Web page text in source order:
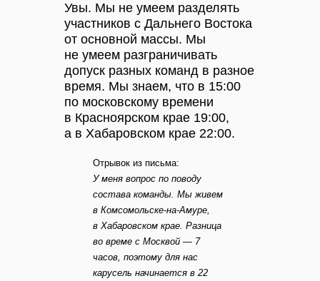
Увы. Мы не умеем разделять
участников с Дальнего Востока
от основной массы. Мы
не умеем разграничивать
допуск разных команд в разное
время. Мы знаем, что в 15:00
по московскому времени
в Красноярском крае 19:00,
а в Хабаровском крае 22:00.
Отрывок из письма:
У меня вопрос по поводу
состава команды. Мы живем
в Комсомольске-на-Амуре,
в Хабаровском крае. Разница
во време с Москвой — 7
часов, поэтому для нас
карусель начинается в 22